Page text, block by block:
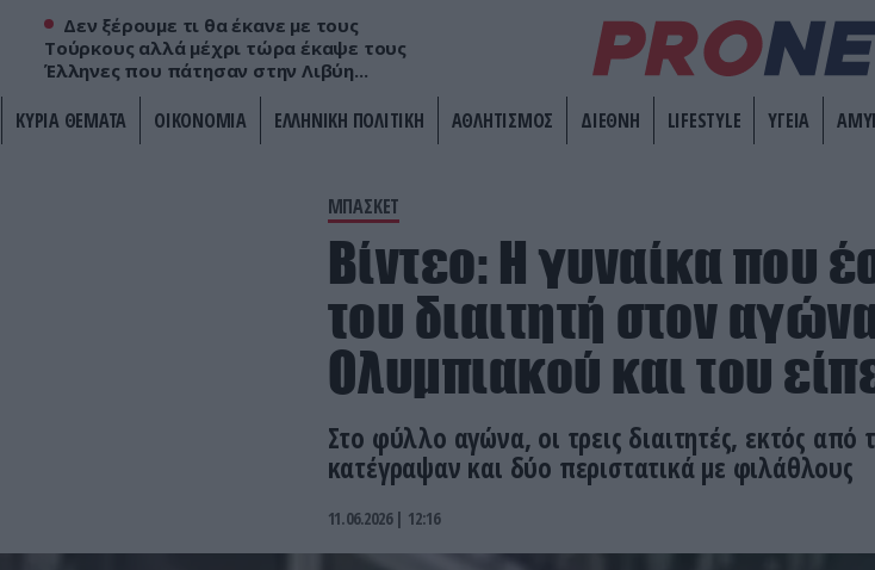
Δεν ξέρουμε τι θα έκανε με τους
Τούρκους αλλά μέχρι τώρα έκαψε τους
Έλληνες που πάτησαν στην Λιβύη...
ΚΥΡΙΑ ΘΕΜΑΤΑ ΟΙΚΟΝΟΜΙΑ ΕΛΛΗΝΙΚΗ ΠΟΛΙΤΙΚΗ ΑΘΛΗΤΙΣΜΟΣ ΔΙΕΘΝΗ LIFESTYLE ΥΓΕΙΑ
ΜΠΑΣΚΕΤ
Βίντεο: Η γυναίκα που
του διαιτητή στον
Ολυμπιακού και του
Στο φύλλο αγώνα, οι τρεις διαιτητές, εκτός από
κατέγραψαν και δύο περιστατικά με φιλάθλους
11.06.2026 | 12:16